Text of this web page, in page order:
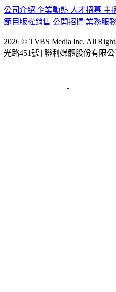
公司介紹 企業動態 人才招募 主
節目版權銷售 公開招標 業務服
2026 © TVBS Media Inc. All
光路451號 | 聯利媒體股份有限公